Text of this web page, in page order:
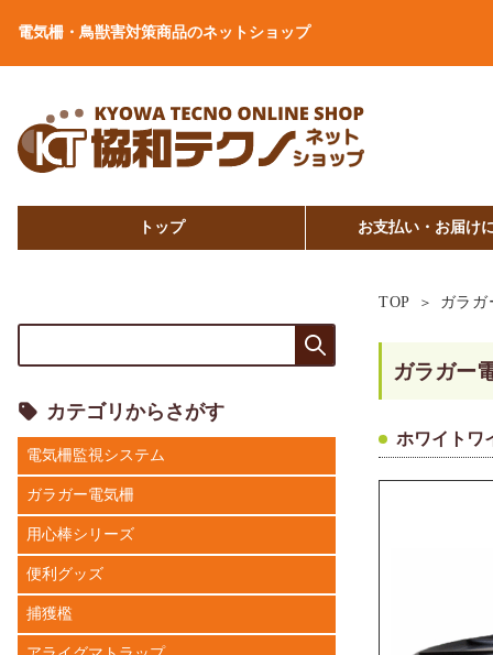
電気柵・鳥獣害対策商品のネットショップ
トップ お支払い・お届け
TOP ガラガ
ガラガー
ホワイトワ
カテゴリからさがす
電気柵監視システム
ガラガー電気柵
用心棒シリーズ
便利グッズ
捕獲檻